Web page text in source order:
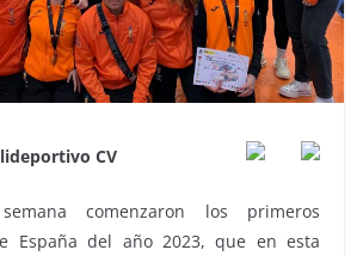
CV
comenzaron los primeros
España del año 2023, que en esta